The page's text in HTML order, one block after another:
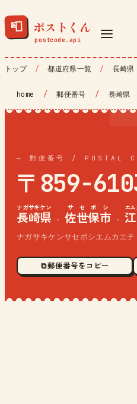
📮 ポストくん
トップ 都道府県一覧 長崎県
home / 郵便番号 / 長崎県
— 郵便番号 / POSTAL
〒859-
長崎県
ナガサキケン
· 佐世保市
サセボシ
·
エ
ナガサキケンサセボシエムカエチ
⧉ 郵便番号をコピー